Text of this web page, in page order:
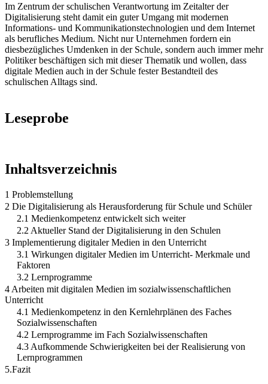
Im Zentrum der schulischen Verantwortung im Zeitalter der
Digitalisierung steht damit ein guter Umgang mit modernen
Informations- und Kommunikationstechnologien und dem Internet
als berufliches Medium. Nicht nur Unternehmen fordern ein
diesbezügliches Umdenken in der Schule, sondern auch immer mehr
Politiker beschäftigen sich mit dieser Thematik und wollen, dass
digitale Medien auch in der Schule fester Bestandteil des
schulischen Alltags sind.
Leseprobe
Inhaltsverzeichnis
1 Problemstellung
2 Die Digitalisierung als Herausforderung für Schule und Schüler
2.1 Medienkompetenz entwickelt sich weiter
2.2 Aktueller Stand der Digitalisierung in den Schulen
3 Implementierung digitaler Medien in den Unterricht
3.1 Wirkungen digitaler Medien im Unterricht- Merkmale und
Faktoren
3.2 Lernprogramme
4 Arbeiten mit digitalen Medien im sozialwissenschaftlichen
Unterricht
4.1 Medienkompetenz in den Kernlehrplänen des Faches
Sozialwissenschaften
4.2 Lernprogramme im Fach Sozialwissenschaften
4.3 Aufkommende Schwierigkeiten bei der Realisierung von
Lernprogrammen
5.Fazit